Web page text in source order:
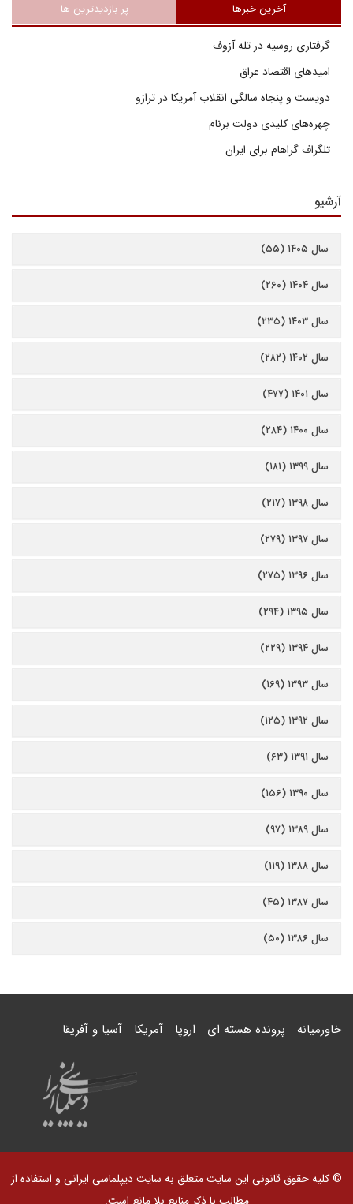
آخرین خبرها پر بازدیدترین ها
گرفتاری روسیه در تله آزوف
امیدهای اقتصاد عراق
دویست و پنجاه سالگی انقلاب آمریکا در ترازو
چهره‌های کلیدی دولت برنام
تلگراف گراهام برای ایران
آرشیو
سال ۱۴۰۵ (۵۵)
سال ۱۴۰۴ (۲۶۰)
سال ۱۴۰۳ (۲۳۵)
سال ۱۴۰۲ (۲۸۲)
سال ۱۴۰۱ (۴۷۷)
سال ۱۴۰۰ (۲۸۴)
سال ۱۳۹۹ (۱۸۱)
سال ۱۳۹۸ (۲۱۷)
سال ۱۳۹۷ (۲۷۹)
سال ۱۳۹۶ (۲۷۵)
سال ۱۳۹۵ (۲۹۴)
سال ۱۳۹۴ (۲۲۹)
سال ۱۳۹۳ (۱۶۹)
سال ۱۳۹۲ (۱۲۵)
سال ۱۳۹۱ (۶۳)
سال ۱۳۹۰ (۱۵۶)
سال ۱۳۸۹ (۹۷)
سال ۱۳۸۸ (۱۱۹)
سال ۱۳۸۷ (۴۵)
سال ۱۳۸۶ (۵۰)
خاورمیانه پرونده هسته ای اروپا آمریکا آسیا و آفریقا
© کلیه حقوق قانونی این سایت متعلق به سایت دیپلماسی ایرانی و استفاده از